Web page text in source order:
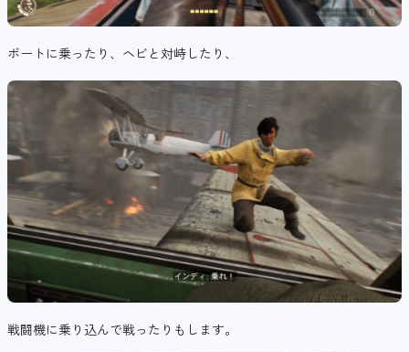
ボートに乗ったり、ヘビと対峙したり、
戦闘機に乗り込んで戦ったりもします。